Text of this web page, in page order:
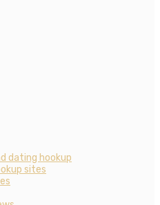
dating hookup
sites